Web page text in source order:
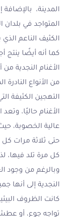
المدينة،
المتواجد في
الكثيف الناعم
كما أنه أيضًا ينتج
الأغنام النجدية
من الأنواع
التهجين الكثيفة
الأغنام حاليًا، وتعد
عالية الخصوبة،
حتى ثلاثة مرات كل
كل مرة تلد فيها،
وبالرغم من وجود
النجدية إلى أنها
كانت الظروف
تواجه جوع، أو